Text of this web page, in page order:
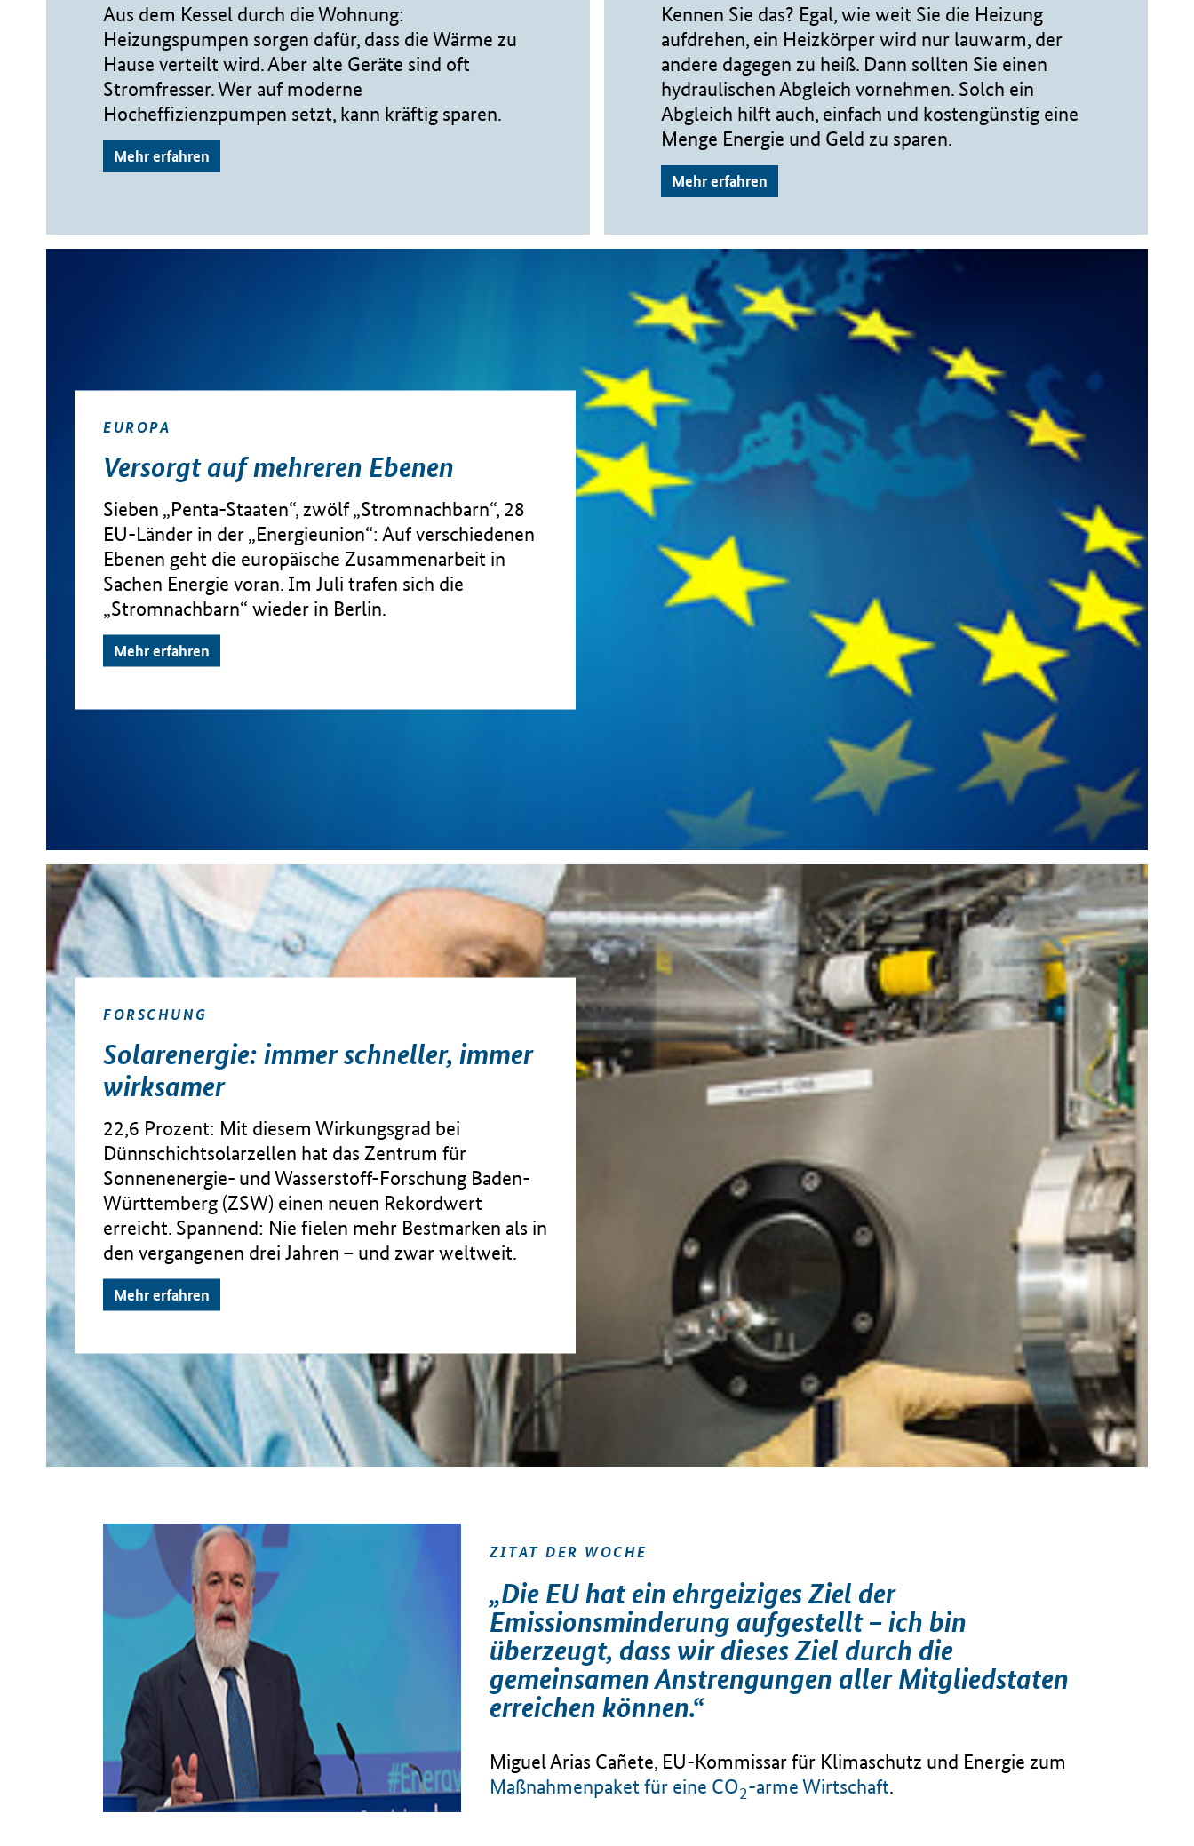
Aus dem Kessel durch die Wohnung:
Heizungspumpen sorgen dafür, dass die Wärme zu
Hause verteilt wird. Aber alte Geräte sind oft
Stromfresser. Wer auf moderne
Hocheffizienzpumpen setzt, kann kräftig sparen.
Mehr erfahren
Kennen Sie das? Egal, wie weit Sie die Heizung
aufdrehen, ein Heizkörper wird nur lauwarm, der
andere dagegen zu heiß. Dann sollten Sie einen
hydraulischen Abgleich vornehmen. Solch ein
Abgleich hilft auch, einfach und kostengünstig eine
Menge Energie und Geld zu sparen.
Mehr erfahren
EUROPA
Versorgt auf mehreren Ebenen
Sieben „Penta-Staaten“, zwölf „Stromnachbarn“, 28
EU-Länder in der „Energieunion“: Auf verschiedenen
Ebenen geht die europäische Zusammenarbeit in
Sachen Energie voran. Im Juli trafen sich die
„Stromnachbarn“ wieder in Berlin.
Mehr erfahren
FORSCHUNG
Solarenergie: immer schneller, immer
wirksamer
22,6 Prozent: Mit diesem Wirkungsgrad bei
Dünnschichtsolarzellen hat das Zentrum für
Sonnenenergie- und Wasserstoff-Forschung Baden-
Württemberg (ZSW) einen neuen Rekordwert
erreicht. Spannend: Nie fielen mehr Bestmarken als in
den vergangenen drei Jahren – und zwar weltweit.
Mehr erfahren
ZITAT DER WOCHE
„Die EU hat ein ehrgeiziges Ziel der
Emissionsminderung aufgestellt – ich bin
überzeugt, dass wir dieses Ziel durch die
gemeinsamen Anstrengungen aller Mitgliedstaten
erreichen können.“
Miguel Arias Cañete, EU-Kommissar für Klimaschutz und Energie zum
Maßnahmenpaket für eine CO2-arme Wirtschaft.